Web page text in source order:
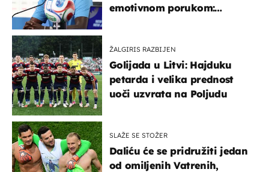
emotivnom porukom:
ŽALGIRIS RAZBIJEN
Golijada u Litvi: Hajduku
petarda i velika prednost
uoči uzvrata na Poljudu
SLAŽE SE STOŽER
Daliću će se pridružiti jedan
od omiljenih Vatrenih,